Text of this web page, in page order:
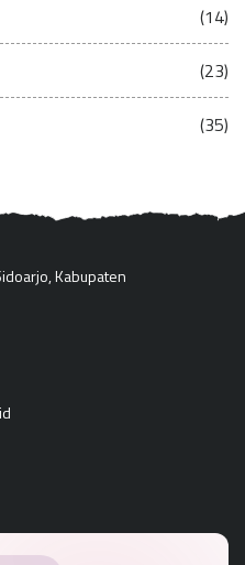
(14)
(23)
(35)
Kabupaten